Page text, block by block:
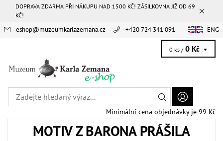
DOPRAVA ZDARMA PŘI NÁKUPU NAD 1500 KČ! ZÁSILKOVNA JIŽ OD 69
KČ!
+420 724 341 091
eshop@muzeumkarlazemana.cz ENG
0 ks / 0 Kč
Minimální cena objednávky je 99 Kč
MOTIV Z BARONA PRÁŠILA